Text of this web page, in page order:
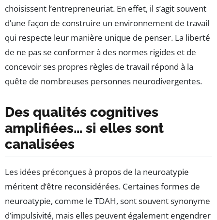
choisissent l’entrepreneuriat. En effet, il s’agit souvent
d’une façon de construire un environnement de travail
qui respecte leur manière unique de penser. La liberté
de ne pas se conformer à des normes rigides et de
concevoir ses propres règles de travail répond à la
quête de nombreuses personnes neurodivergentes.
Des qualités cognitives
amplifiées… si elles sont
canalisées
Les idées préconçues à propos de la neuroatypie
méritent d’être reconsidérées. Certaines formes de
neuroatypie, comme le TDAH, sont souvent synonyme
d’impulsivité, mais elles peuvent également engendrer